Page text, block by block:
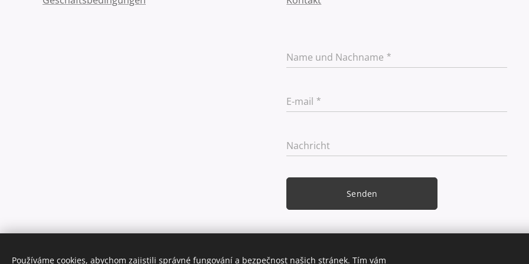
Name und Nachname
E-mail
Nachricht
Senden
Používáme cookies, abychom zajistili správné fungování a bezpečnost našich stránek. Tím vám